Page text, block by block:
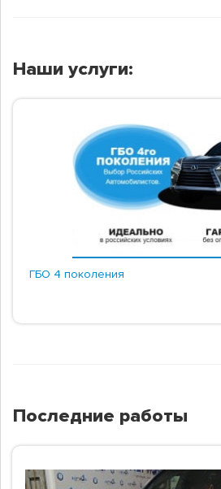
Наши услуги:
ГБО 4 поколения
Последние работы